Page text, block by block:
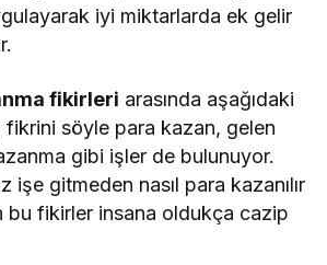
iyi miktarlarda ek gelir
fikirleri arasında aşağıdaki
söyle para kazan, gelen
gibi işler de bulunuyor.
işe gitmeden nasıl para kazanılır
bu fikirler insana oldukça cazip